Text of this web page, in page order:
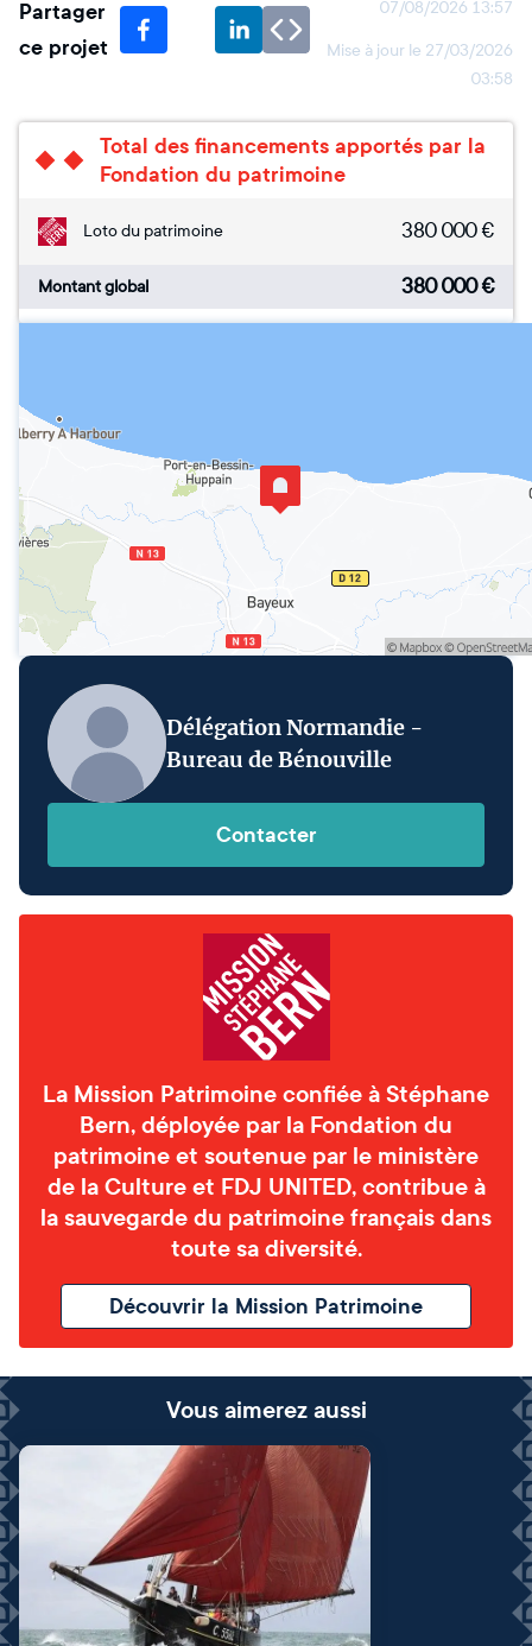
Partager
ce projet
07/08/2026 13:57
Mise à jour le 27/03/2026
03:58
Total des financements apportés par la
Fondation du patrimoine
Loto du patrimoine 380 000€
Montant global 380 000€
Délégation Normandie -
Bureau de Bénouville
Contacter
La Mission Patrimoine confiée à Stéphane
Bern, déployée par la Fondation du
patrimoine et soutenue par le ministère
de la Culture et FDJ UNITED, contribue à
la sauvegarde du patrimoine français dans
toute sa diversité.
Découvrir la Mission Patrimoine
Vous aimerez aussi